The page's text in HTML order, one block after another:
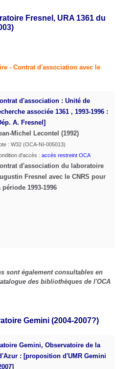
Fresnel, URA 1361 du
- Contrat d'association avec le
d'association : Unité de
associée 1361 , 1993-1996 :
A. Fresnel]
Michel Lecontel (1992)
: W32 (OCA-NI-005013)
d'accès : accès restreint OCA
d'association du laboratoire
Fresnel avec le CNRS pour
période 1993-1996
sont également consultables en
des bibliothèques de l'OCA
Gemini (2004-2007?)
Gemini, Observatoire de la
: [proposition d'UMR Gemini